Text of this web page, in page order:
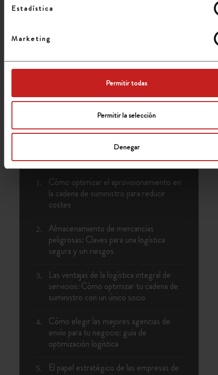
Estadística
Marketing
Permitir todas
Permitir la selección
Denegar
Cómo optimizar el aprovisionamiento en
la cadena de suministro para reducir
costes
Almacenamiento de mercancías
peligrosas: Claves para una logística
segura y sin riesgos
Las ventajas de la logística integral de
servicios: Cómo optimizar tu cadena de
suministro con un único socio
Cómo elegir las mejores agencias de
envío para tu negocio: guía de
optimización logística
El papel estratégico de las empresas de